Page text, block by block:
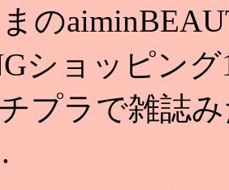
の
ショッピン
プラで雑誌